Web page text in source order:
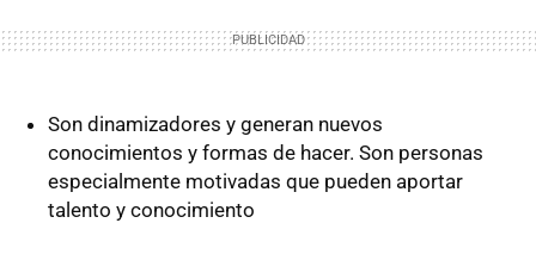
Son dinamizadores y generan nuevos
conocimientos y formas de hacer. Son personas
especialmente motivadas que pueden aportar
talento y conocimiento